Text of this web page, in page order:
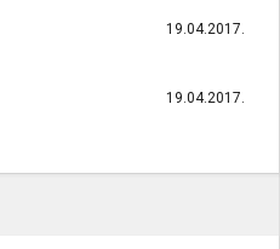
19.04.2017.
19.04.2017.